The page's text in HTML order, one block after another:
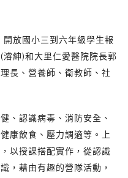
開放國小三到六年級學生報
紳)和大里仁愛醫院院長郭
長、營養師、衛教師、社
、認識病毒、消防安全、
康飲食、壓力調適等。上
以授課搭配實作，從認識
，藉由有趣的營隊活動，